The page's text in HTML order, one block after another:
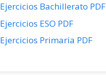
Ejercicios Bachillerato PDF
Ejercicios ESO PDF
Ejercicios Primaria PDF